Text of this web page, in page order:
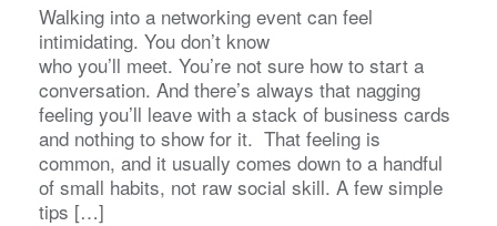
Walking into a networking event can feel
intimidating. You don’t know
who you’ll meet. You’re not sure how to start a
conversation. And there’s always that nagging
feeling you’ll leave with a stack of business cards
and nothing to show for it. That feeling is
common, and it usually comes down to a handful
of small habits, not raw social skill. A few simple
tips […]